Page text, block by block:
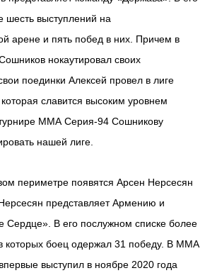
шесть выступлений на
арене и пять побед в них. Причем в
нокаутировал своих
поединки Алексей провел в лиге
славится высоким уровнем
ММА Серия-94 Сошникову
нашей лиге.
периметре появятся Арсен Нерсесян
представляет Армению и
Сердце». В его послужном списке более
которых боец одержал 31 победу. В ММА
выступил в ноябре 2020 года